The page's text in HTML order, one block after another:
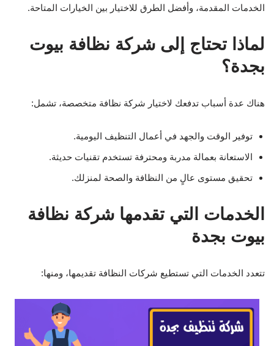
الخدمات المقدمة، وأفضل الطرق للاختيار بين الخيارات المتاحة.
لماذا تحتاج إلى شركة نظافة بيوت
بجدة؟
هناك عدة أسباب تدفعك لاختيار شركة نظافة متخصصة، تشمل:
توفير الوقت والجهد في أعمال التنظيف اليومية.
الاستعانة بعمالة مدربة ومحترفة تستخدم تقنيات حديثة.
تحقيق مستوى عالٍ من النظافة والصحة لمنزلك.
الخدمات التي تقدمها شركة نظافة
بيوت بجدة
تتعدد الخدمات التي تستطيع شركات النظافة تقديمها، ومنها: